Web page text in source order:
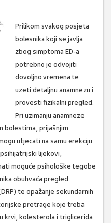
Prilikom svakog posjeta
bolesnika koji se javlja
zbog simptoma ED-a
potrebno je odvojiti
dovoljno vremena te
uzeti detaljnu anamnezu i
provesti fizikalni pregled.
Pri uzimanju anamneze
bolestima, prijašnjim
utjecati na samu erekciju
lijekovi,
moguće psihološke tegobe
obuhvaća pregled
te opažanje sekundarnih
pretrage koje treba
krvi, kolesterola i triglicerida